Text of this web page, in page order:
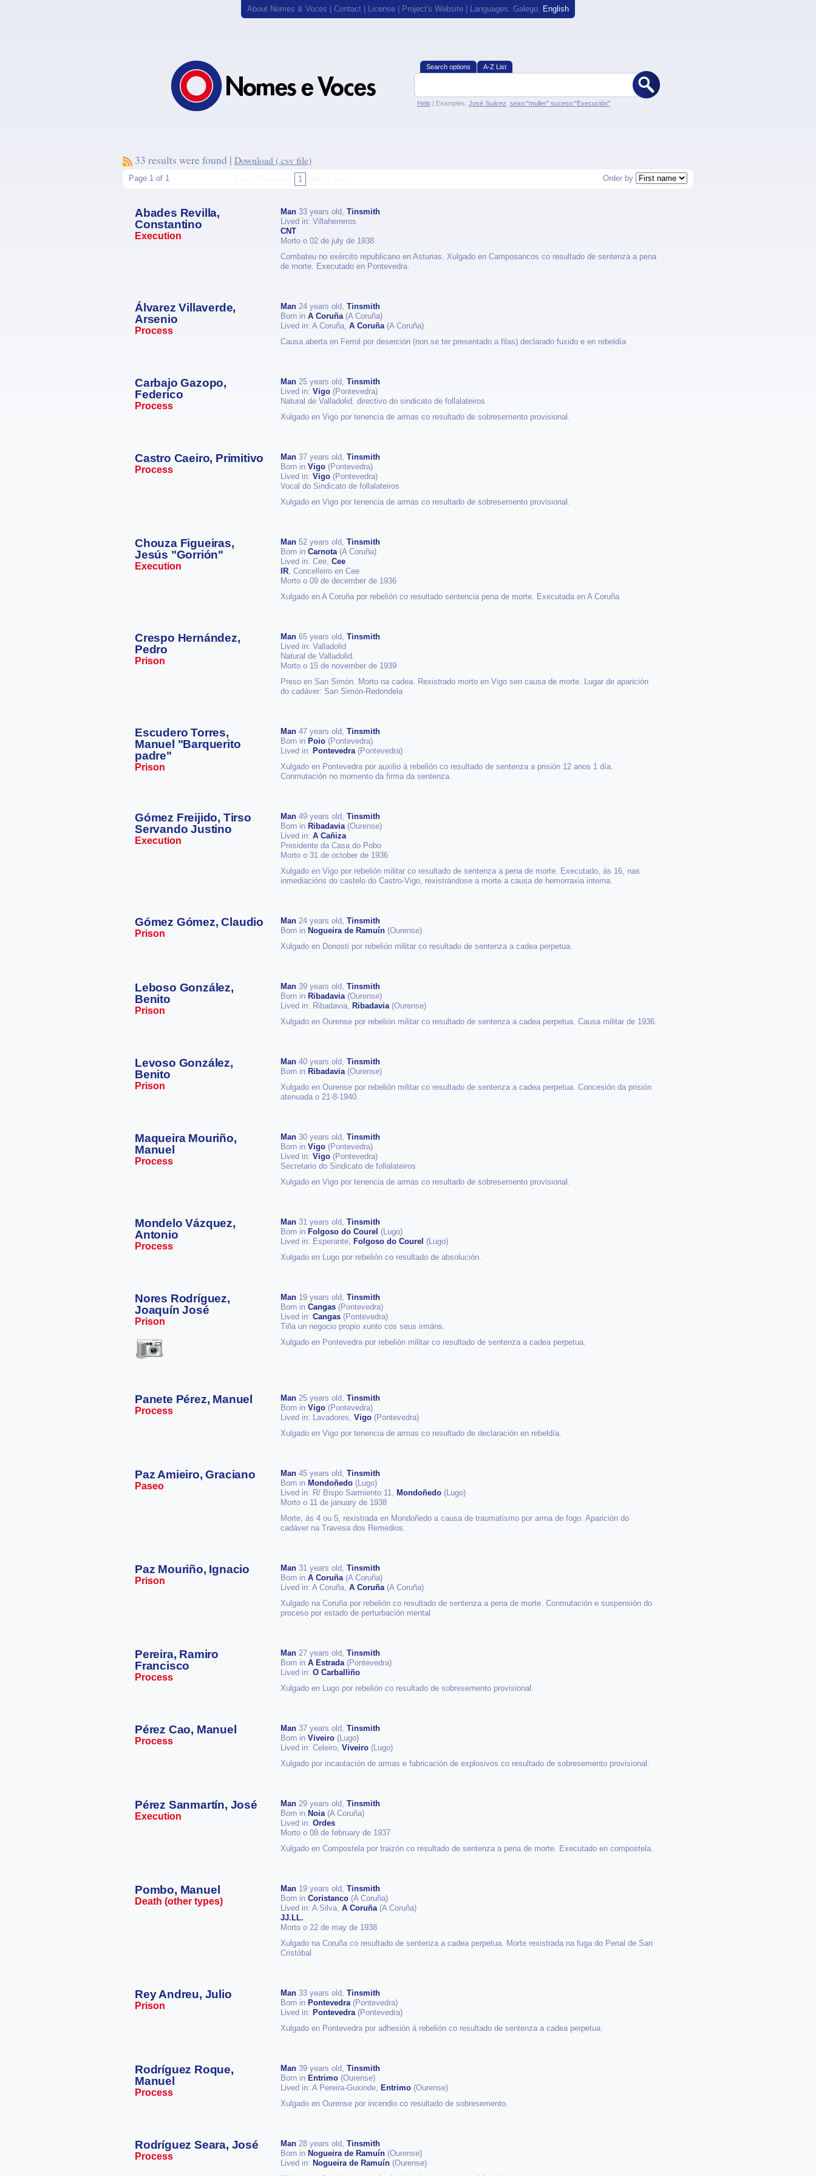
About Nomes & Voces Contact License Project's Website | Languages: Galego, English
Search options A-Z List
Help | Examples: José Suárez sexo:"muller" suceso:"Execución"
33 results were found | Download (.csv file)
Order by
Page 1 of 1 1
Abades Revilla,
Constantino
Execution
Man 33 years old, Tinsmith
Lived in: Villaherreros
CNT
Morto o 02 de july de 1938
Combateu no exército republicano en Asturias. Xulgado en Camposancos co resultado de sentenza a pena
de morte. Executado en Pontevedra.
Álvarez Villaverde,
Arsenio
Process
Man 24 years old, Tinsmith
Born in A Coruña(A Coruña)
Lived in: A Coruña, A Coruña(A Coruña)
Causa aberta en Ferrol por deserción (non se ter presentado a filas) declarado fuxido e en rebeldía
Carbajo Gazopo,
Federico
Process
Man 25 years old, Tinsmith
Lived in: Vigo (Pontevedra)
Natural de Valladolid. directivo do sindicato de follalateiros
Xulgado en Vigo por tenencia de armas co resultado de sobresemento provisional.
Castro Caeiro, Primitivo
Process
Man 37 years old, Tinsmith
Born in Vigo (Pontevedra)
Lived in: Vigo (Pontevedra)
Vocal do Sindicato de follalateiros
Xulgado en Vigo por tenencia de armas co resultado de sobresemento provisional.
Chouza Figueiras,
Jesús "Gorrión"
Execution
Man 52 years old, Tinsmith
Born in Carnota(A Coruña)
Lived in: Cee, Cee
IR, Concelleiro en Cee
Morto o 09 de december de 1936
Xulgado en A Coruña por rebelión co resultado sentencia pena de morte. Executada en A Coruña
Crespo Hernández,
Pedro
Prison
Man 65 years old, Tinsmith
Lived in: Valladolid
Natural de Valladolid.
Morto o 15 de november de 1939
Preso en San Simón. Morto na cadea. Rexistrado morto en Vigo sen causa de morte. Lugar de aparición
do cadáver: San Simón-Redondela
Escudero Torres,
Manuel "Barquerito
padre"
Prison
Man 47 years old, Tinsmith
Born in Poio (Pontevedra)
Lived in: Pontevedra(Pontevedra)
Xulgado en Pontevedra por auxilio á rebelión co resultado de sentenza a prisión 12 anos 1 día.
Conmutación no momento da firma da sentenza.
Gómez Freijido, Tirso
Servando Justino
Execution
Man 49 years old, Tinsmith
Born in Ribadavia(Ourense)
Lived in: A Cañiza
Presidente da Casa do Pobo
Morto o 31 de october de 1936
Xulgado en Vigo por rebelión militar co resultado de sentenza a pena de morte. Executado, ás 16, nas
inmediacións do castelo do Castro-Vigo, rexistrándose a morte a causa de hemorraxia interna.
Gómez Gómez, Claudio
Prison
Man 24 years old, Tinsmith
Born in Nogueira de Ramuín (Ourense)
Xulgado en Donosti por rebelión militar co resultado de sentenza a cadea perpetua.
Leboso González,
Benito
Prison
Man 39 years old, Tinsmith
Born in Ribadavia(Ourense)
Lived in: Ribadavia, Ribadavia(Ourense)
Xulgado en Ourense por rebelión militar co resultado de sentenza a cadea perpetua. Causa militar de 1936.
Levoso González,
Benito
Prison
Man 40 years old, Tinsmith
Born in Ribadavia(Ourense)
Xulgado en Ourense por rebelión militar co resultado de sentenza a cadea perpetua. Concesión da prisión
atenuada o 21-8-1940.
Maqueira Mouriño,
Manuel
Process
Man 30 years old, Tinsmith
Born in Vigo (Pontevedra)
Lived in: Vigo (Pontevedra)
Secretario do Sindicato de follalateiros
Xulgado en Vigo por tenencia de armas co resultado de sobresemento provisional.
Mondelo Vázquez,
Antonio
Process
Man 31 years old, Tinsmith
Born in Folgoso do Courel (Lugo)
Lived in: Esperante, Folgoso do Courel (Lugo)
Xulgado en Lugo por rebelión co resultado de absolución.
Nores Rodríguez,
Joaquín José
Prison
Man 19 years old, Tinsmith
Born in Cangas (Pontevedra)
Lived in: Cangas (Pontevedra)
Tiña un negocio propio xunto cos seus irmáns.
Xulgado en Pontevedra por rebelión militar co resultado de sentenza a cadea perpetua.
Panete Pérez, Manuel
Process
Man 25 years old, Tinsmith
Born in Vigo (Pontevedra)
Lived in: Lavadores, Vigo (Pontevedra)
Xulgado en Vigo por tenencia de armas co resultado de declaración en rebeldía.
Paz Amieiro, Graciano
Paseo
Man 45 years old, Tinsmith
Born in Mondoñedo (Lugo)
Lived in: R/ Bispo Sarmiento 11, Mondoñedo (Lugo)
Morto o 11 de january de 1938
Morte, ás 4 ou 5, rexistrada en Mondoñedo a causa de traumatismo por arma de fogo. Aparición do
cadáver na Travesa dos Remedios.
Paz Mouriño, Ignacio
Prison
Man 31 years old, Tinsmith
Born in A Coruña(A Coruña)
Lived in: A Coruña, A Coruña(A Coruña)
Xulgado na Coruña por rebelión co resultado de sentenza a pena de morte. Conmutación e suspensión do
proceso por estado de perturbación mental
Pereira, Ramiro
Francisco
Process
Man 27 years old, Tinsmith
Born in A Estrada(Pontevedra)
Lived in: O Carballiño
Xulgado en Lugo por rebelión co resultado de sobresemento provisional.
Pérez Cao, Manuel
Process
Man 37 years old, Tinsmith
Born in Viveiro (Lugo)
Lived in: Celeiro, Viveiro (Lugo)
Xulgado por incautación de armas e fabricación de explosivos co resultado de sobresemento provisional.
Pérez Sanmartín, José
Execution
Man 29 years old, Tinsmith
Born in Noia(A Coruña)
Lived in: Ordes
Morto o 08 de february de 1937
Xulgado en Compostela por traizón co resultado de sentenza a pena de morte. Executado en compostela.
Pombo, Manuel
Death (other types)
Man 19 years old, Tinsmith
Born in Coristanco (A Coruña)
Lived in: A Silva, A Coruña(A Coruña)
JJ.LL.
Morto o 22 de may de 1938
Xulgado na Coruña co resultado de sentenza a cadea perpetua. Morte rexistrada na fuga do Penal de San
Cristóbal
Rey Andreu, Julio
Prison
Man 33 years old, Tinsmith
Born in Pontevedra(Pontevedra)
Lived in: Pontevedra(Pontevedra)
Xulgado en Pontevedra por adhesión á rebelión co resultado de sentenza a cadea perpetua.
Rodríguez Roque,
Manuel
Process
Man 39 years old, Tinsmith
Born in Entrimo (Ourense)
Lived in: A Pereira-Guxinde, Entrimo (Ourense)
Xulgado en Ourense por incendio co resultado de sobresemento.
Rodríguez Seara, José
Process
Man 28 years old, Tinsmith
Born in Nogueira de Ramuín (Ourense)
Lived in: Nogueira de Ramuín (Ourense)